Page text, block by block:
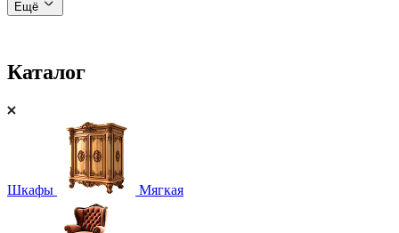
Ещё
Каталог
Шкафы Мягкая